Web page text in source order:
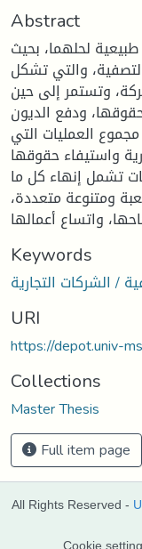
Abstract
لحلهما، بحيث
والتي تشكل
وتستمر إلى حين
ودفع الديون
العمليات التي
واستيفاء حقوقها
تشمل إنهاء كل ما
ومتنوعة متعددة،
Keywords
/ الشركات التجارية
URI
https://depot.univ-
Collections
Master Thesis
Full item page
All Rights Reserved -
Cookie